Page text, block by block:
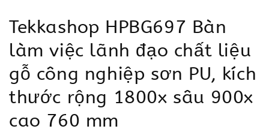
Tekkashop HPBG697 Bàn
làm việc lãnh đạo chất liệu
gỗ công nghiệp sơn PU, kích
thước rộng 1800x sâu 900x
cao 760 mm